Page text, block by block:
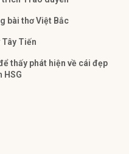
bài thơ Việt Bắc
Tây Tiến
thấy phát hiện về cái đẹp
HSG